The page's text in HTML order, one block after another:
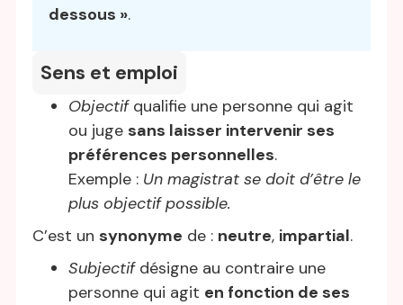
dessous ».
Sens et emploi
Objectifqualifie une personne qui agit
ou juge sans laisser intervenir ses
préférences personnelles.
Exemple : Un magistrat se doit d’être le
plus objectif possible.
C’est un synonyme de : neutre, impartial.
Subjectifdésigne au contraire une
personne qui agit en fonction de ses